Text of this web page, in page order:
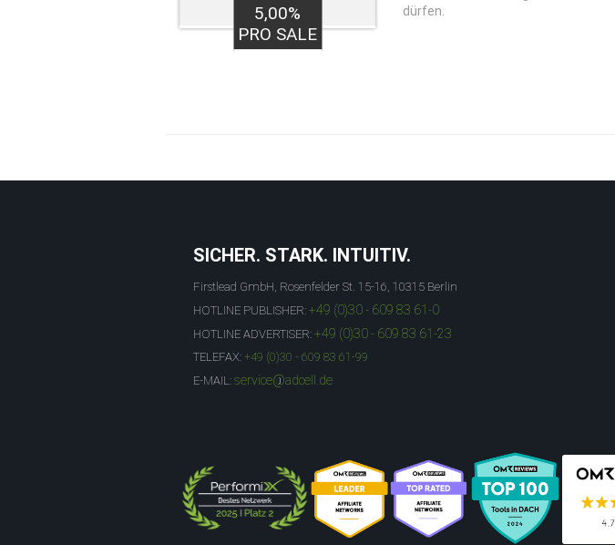
5,00%
PRO SALE
dürfen.
SICHER. STARK. INTUITIV.
Firstlead GmbH, Rosenfelder St. 15-16, 10315 Berlin
HOTLINE PUBLISHER: +49 (0)30 - 609 83 61-0
HOTLINE ADVERTISER: +49 (0)30 - 609 83 61-23
TELEFAX: +49 (0)30 - 609 83 61-99
E-MAIL: service@adcell.de